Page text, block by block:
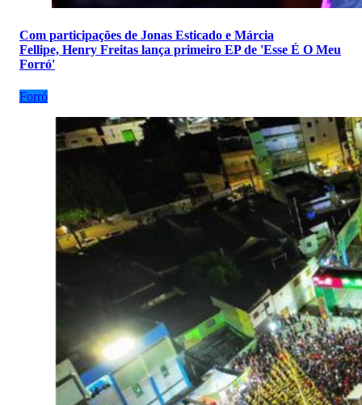
Com participações de Jonas Esticado e Márcia
Fellipe, Henry Freitas lança primeiro EP de 'Esse É O Meu
Forró'
Forró